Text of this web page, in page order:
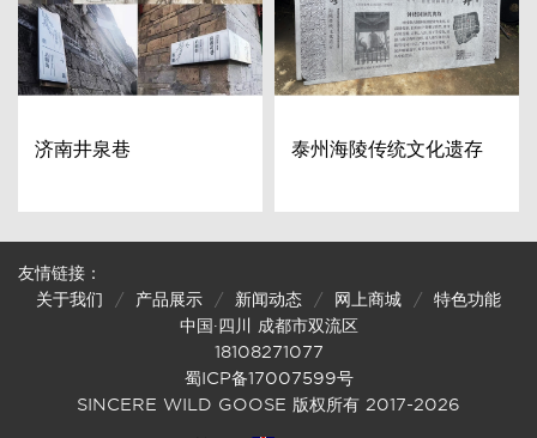
济南井泉巷 泰州海陵传统文化遗存
友情链接：
关于我们
产品展示 新闻动态 网上商城
特色功能
中国·四川 成都市双流区
18108271077
蜀ICP备17007599号
SINCERE WILD GOOSE 版权所有 2017-2026